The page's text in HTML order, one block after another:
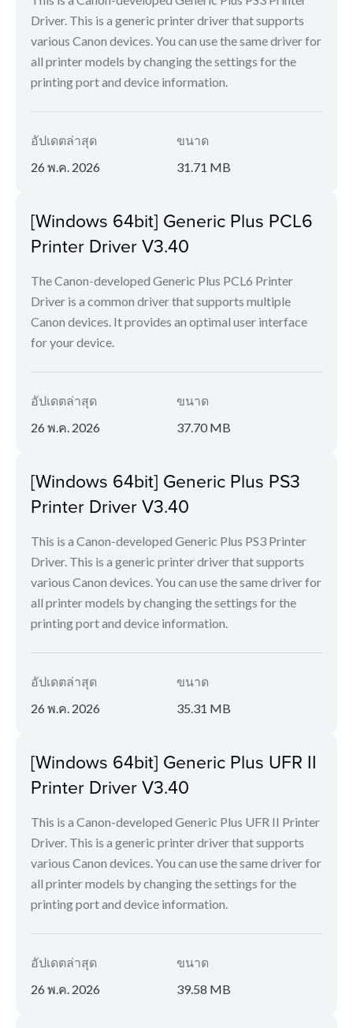
Driver. This is a generic printer driver that supports
various Canon devices. You can use the same driver for
all printer models by changing the settings for the
printing port and device information.
อัปเดตล่าสุด
26 พ.ค. 2026
ขนาด
31.71 MB
[Windows 64bit] Generic Plus PCL6
Printer Driver V3.40
The Canon-developed Generic Plus PCL6 Printer
Driver is a common driver that supports multiple
Canon devices. It provides an optimal user interface
for your device.
อัปเดตล่าสุด
26 พ.ค. 2026
ขนาด
37.70 MB
[Windows 64bit] Generic Plus PS3
Printer Driver V3.40
This is a Canon-developed Generic Plus PS3 Printer
Driver. This is a generic printer driver that supports
various Canon devices. You can use the same driver for
all printer models by changing the settings for the
printing port and device information.
อัปเดตล่าสุด
26 พ.ค. 2026
ขนาด
35.31 MB
[Windows 64bit] Generic Plus UFR II
Printer Driver V3.40
This is a Canon-developed Generic Plus UFR II Printer
Driver. This is a generic printer driver that supports
various Canon devices. You can use the same driver for
all printer models by changing the settings for the
printing port and device information.
อัปเดตล่าสุด
26 พ.ค. 2026
ขนาด
39.58 MB